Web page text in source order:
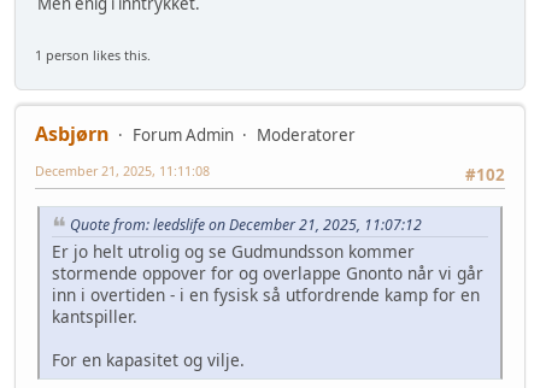
1 person likes this.
Asbjørn Forum Admin
Moderatorer
#102
December 21, 2025, 11:11:08
Quote from: leedslife on December 21, 2025, 11:07:12
Er jo helt utrolig og se Gudmundsson kommer
stormende oppover for og overlappe Gnonto når vi går
inn i overtiden - i en fysisk så utfordrende kamp for en
kantspiller.
For en kapasitet og vilje.